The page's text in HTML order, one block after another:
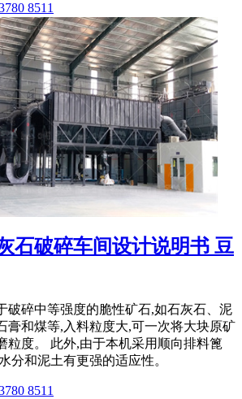
8511
石破碎车间设计说明书 豆
破碎中等强度的脆性矿石,如石灰石、泥
膏和煤等,入料粒度大,可一次将大块原矿
粒度。 此外,由于本机采用顺向排料篦
分和泥土有更强的适应性。
8511